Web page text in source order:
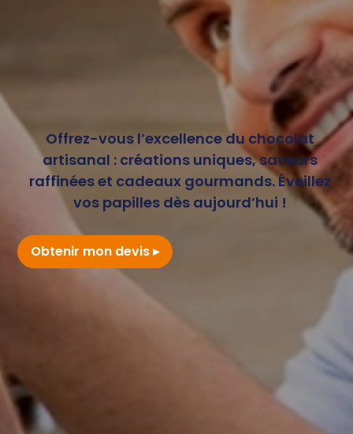
Offrez-vous l’excellence du chocolat
artisanal : créations uniques, saveurs
raffinées et cadeaux gourmands. Éveillez
vos papilles dès aujourd’hui !
Obtenir mon devis